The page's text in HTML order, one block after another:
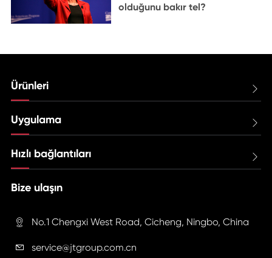
olduğunu bakır tel?
Ürünleri 
Uygulama 
Hızlı bağlantıları 
Bize ulaşın
 No.1 Chengxi West Road, Cicheng, Ningbo, China
 service@jtgroup.com.cn